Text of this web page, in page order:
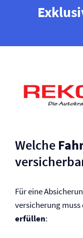
Welche
Für eine
versicherung muss
erfüllen: